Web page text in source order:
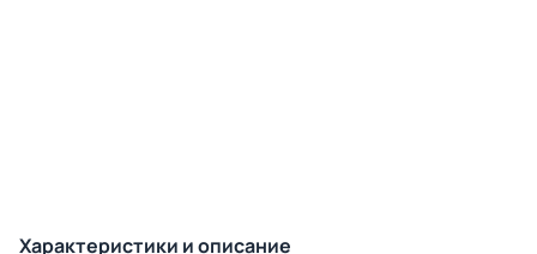
Характеристики и описание